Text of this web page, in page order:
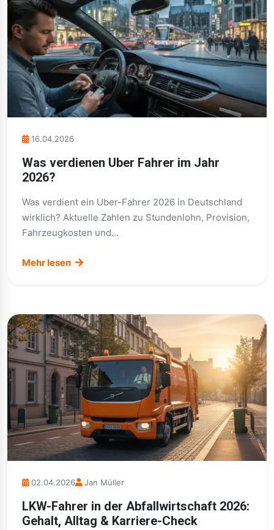
16.04.2026
Was verdienen Uber Fahrer im Jahr
2026?
Was verdient ein Uber-Fahrer 2026 in Deutschland
wirklich? Aktuelle Zahlen zu Stundenlohn, Provision,
Fahrzeugkosten und...
Mehr lesen
02.04.2026 Jan Müller
LKW-Fahrer in der Abfallwirtschaft 2026:
Gehalt, Alltag & Karriere-Check